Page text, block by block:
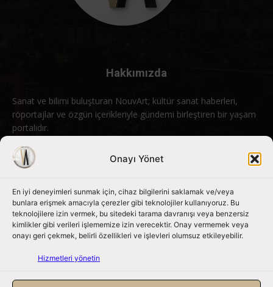
Onayı Yönet
En iyi deneyimleri sunmak için, cihaz bilgilerini saklamak ve/veya
bunlara erişmek amacıyla çerezler gibi teknolojiler kullanıyoruz. Bu
teknolojilere izin vermek, bu sitedeki tarama davranışı veya benzersiz
kimlikler gibi verileri işlememize izin verecektir. Onay vermemek veya
onayı geri çekmek, belirli özellikleri ve işlevleri olumsuz etkileyebilir.
Hizmetleri yönetin
Hakkımızda
Sanat ve bilimi buluşturan NouvArt; kültür sanat haberleri,
röportajlar ve özgün içerikleriyle gündemi birleştiren bir yaşam
portalıdır.
Bizimle iletişime geçin: info@nouvart.net
Bizi Takip Edin